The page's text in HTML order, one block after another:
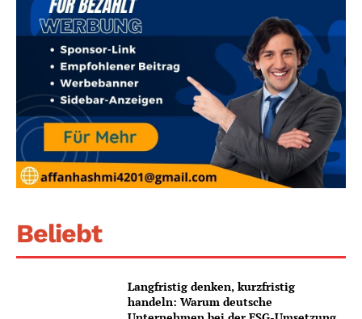
Beliebt
Langfristig denken, kurzfristig
handeln: Warum deutsche